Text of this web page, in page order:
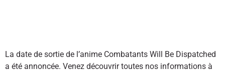
La date de sortie de l’anime Combatants Will Be Dispatched
a été annoncée. Venez découvrir toutes nos informations à